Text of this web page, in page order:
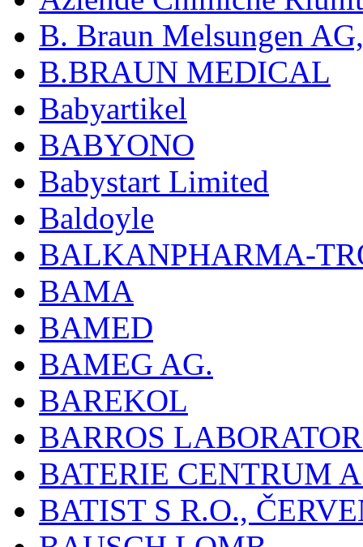
B. Braun Melsungen
B.BRAUN MEDICAL
Babyartikel
BABYONO
Babystart Limited
Baldoyle
BALKANPHARMA-
BAMA
BAMED
BAMEG AG.
BAREKOL
BARROS
BATERIE CENTRUM
BATIST S R.O.,